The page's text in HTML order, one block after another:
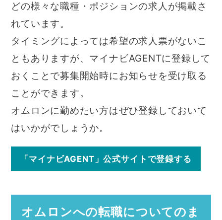
どの様々な職種・ポジションの求人が掲載さ
れています。
タイミングによっては希望の求人票がないこ
ともありますが、マイナビAGENTに登録して
おくことで募集開始時にお知らせを受け取る
ことができます。
オムロンに勤めたい方はぜひ登録しておいて
はいかがでしょうか。
「マイナビAGENT」公式サイトで登録する
オムロンへの転職についてのま